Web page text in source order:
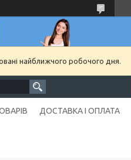
найближчого робочого дня.
ДОСТАВКА І ОПЛАТА